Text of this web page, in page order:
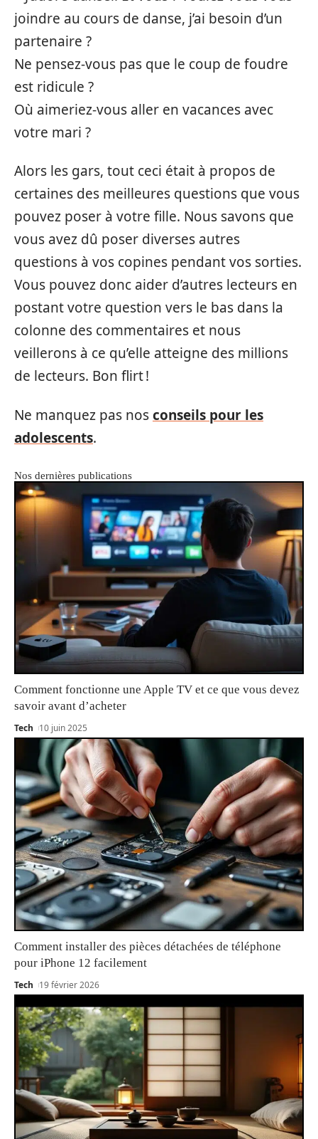
joindre au cours de danse, j’ai besoin d’un
partenaire ?
Ne pensez-vous pas que le coup de foudre
est ridicule ?
Où aimeriez-vous aller en vacances avec
votre mari ?
Alors les gars, tout ceci était à propos de
certaines des meilleures questions que vous
pouvez poser à votre fille. Nous savons que
vous avez dû poser diverses autres
questions à vos copines pendant vos sorties.
Vous pouvez donc aider d’autres lecteurs en
postant votre question vers le bas dans la
colonne des commentaires et nous
veillerons à ce qu’elle atteigne des millions
de lecteurs. Bon flirt !
Ne manquez pas nosconseils pour les
adolescents.
Nos dernières publications
Comment fonctionne une Apple TV et ce que vous devez
savoir avant d’acheter
Tech 10 juin 2025
Comment installer des pièces détachées de téléphone
pour iPhone 12 facilement
Tech 19 février 2026